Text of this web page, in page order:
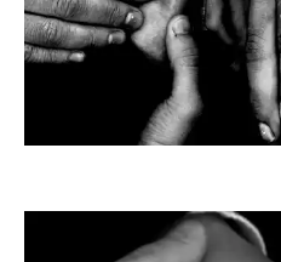
Sokaeiko